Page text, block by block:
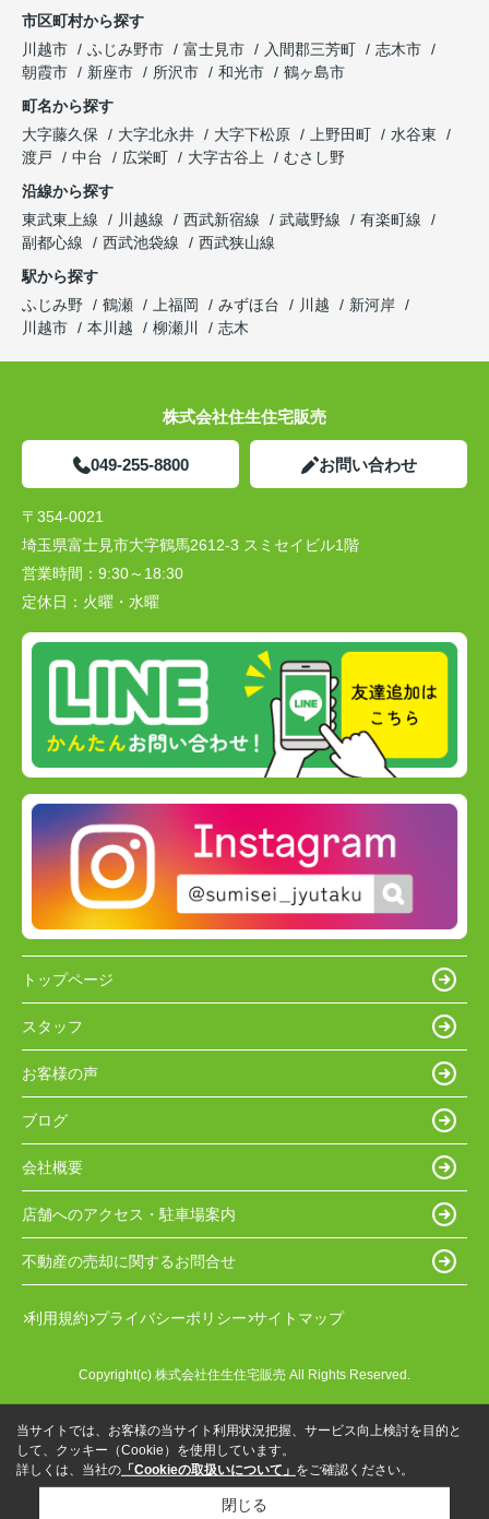
市区町村から探す
川越市
ふじみ野市 富士見市 入間郡三芳町
志木市
朝霞市
新座市 所沢市 和光市
鶴ヶ島市
町名から探す
大字藤久保
大字北永井 大字下松原 上野田町
水谷東
渡戸
中台 広栄町 大字古谷上
むさし野
沿線から探す
東武東上線
川越線 西武新宿線 武蔵野線
有楽町線
副都心線
西武池袋線
西武狭山線
駅から探す
ふじみ野
鶴瀬 上福岡 みずほ台 川越
新河岸
川越市
本川越 柳瀬川 志木
株式会社住生住宅販売
049-255-8800 お問い合わせ
〒354-0021
埼玉県富士見市大字鶴馬2612-3 スミセイビル1階
営業時間： 9:30～18:30
定休日： 火曜・水曜
トップページ
スタッフ
お客様の声
ブログ
会社概要
店舗へのアクセス・駐車場案内
不動産の売却に関するお問合せ
利用規約 プライバシーポリシー サイトマップ
Copyright(c) 株式会社住生住宅販売 All Rights Reserved.
当サイトでは、お客様の当サイト利用状況把握、サービス向上検討を目的と
して、クッキー（Cookie）を使用しています。
詳しくは、当社の 「Cookieの取扱いについて」 をご確認ください。
閉じる